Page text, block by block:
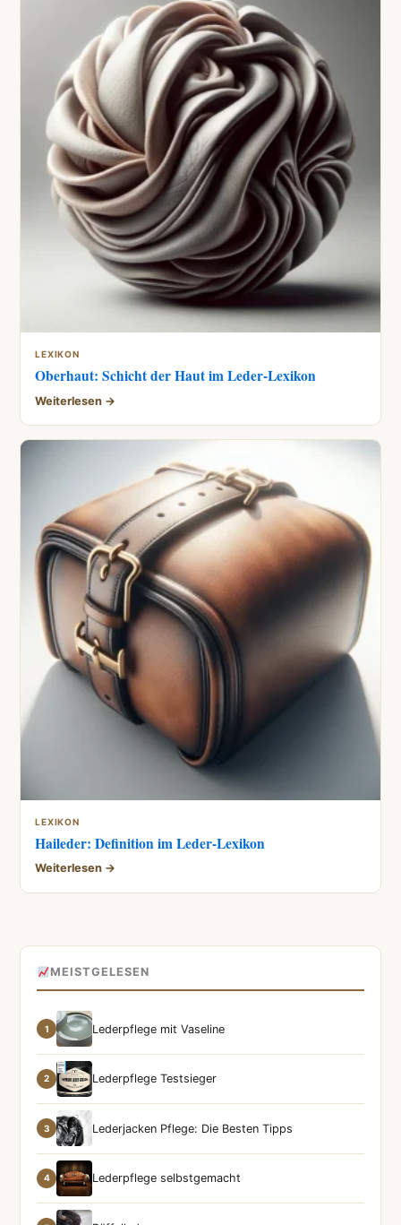
LEXIKON
Oberhaut: Schicht der Haut im Leder-Lexikon
Weiterlesen →
LEXIKON
Haileder: Definition im Leder-Lexikon
Weiterlesen →
MEISTGELESEN
1 Lederpflege mit Vaseline
2 Lederpflege Testsieger
3 Lederjacken Pflege: Die Besten Tipps
4 Lederpflege selbstgemacht